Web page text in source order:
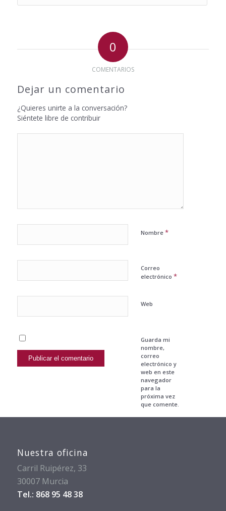
0
COMENTARIOS
Dejar un comentario
¿Quieres unirte a la conversación?
Siéntete libre de contribuir
Nombre *
Correo
electrónico *
Web
Guarda mi
nombre,
correo
electrónico y
web en este
navegador
para la
próxima vez
que comente.
Nuestra oficina
Carril Ruipérez, 33
30007 Murcia
Tel.: 868 95 48 38